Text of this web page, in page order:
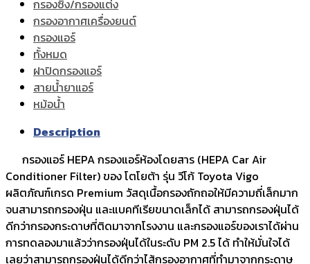
กรองซิ่ง/กรองแต่ง
กรองอากาศเครื่องยนต์
กรองแอร์
ทั้งหมด
ฝาปิดกรองแอร์
สายน้ำยาแอร์
หม้อน้ำ
Description
กรองแอร์ HEPA กรองแอร์ห้องโดยสาร (HEPA Car Air
Conditioner Filter) ของ โตโยต้า รุ่น วีโก้ Toyota Vigo
ผลิตภัณฑ์เกรด Premium วัสดุเนื้อกรองถักถอให้มีความถี่เล็กมาก
จนสามารถกรองฝุ่น และแบคทีเรียขนาดเล็กได้ สามารถกรองฝุ่นได้
ดีกว่ากรองกระดาษที่ติดมาจากโรงงาน และกรองแอร์ของเราได้ผ่าน
การทดลองมาแล้วว่ากรองฝุ่นได้ในระดับ PM 2.5 ได้ ทำให้มั่นใจได้
เลยว่าสามารถกรองฝุ่นได้ดีกว่าไส้กรองอากาศที่ทำมาจากกระดาษ